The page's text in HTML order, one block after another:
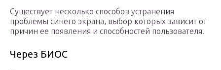
Существует несколько способов устранения
проблемы синего экрана, выбор которых зависит от
причин ее появления и способностей пользователя.
Через БИОС